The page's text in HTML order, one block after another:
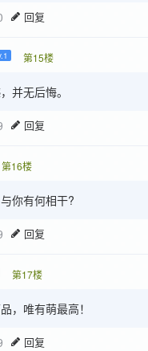
回复
第15楼
并无后悔。
回复
第16楼
你有何相干?
回复
第17楼
，唯有萌最高！
回复